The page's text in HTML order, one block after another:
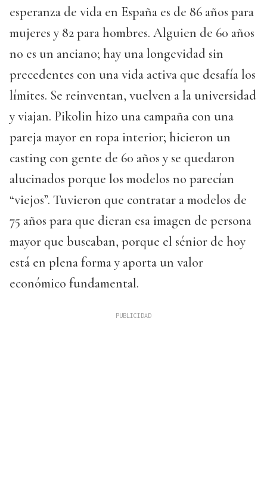
esperanza de vida en España es de 86 años para
mujeres y 82 para hombres. Alguien de 60 años
no es un anciano; hay una longevidad sin
precedentes con una vida activa que desafía los
límites. Se reinventan, vuelven a la universidad
y viajan. Pikolin hizo una campaña con una
pareja mayor en ropa interior; hicieron un
casting con gente de 60 años y se quedaron
alucinados porque los modelos no parecían
“viejos”. Tuvieron que contratar a modelos de
75 años para que dieran esa imagen de persona
mayor que buscaban, porque el sénior de hoy
está en plena forma y aporta un valor
económico fundamental.